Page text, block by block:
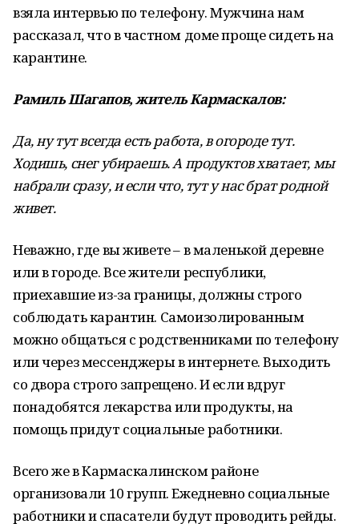
взяла интервью по телефону. Мужчина нам
рассказал, что в частном доме проще сидеть на
карантине.
Рамиль Шагапов, житель Кармаскалов:
Да, ну тут всегда есть работа, в огороде тут.
Ходишь, снег убираешь. А продуктов хватает, мы
набрали сразу, и если что, тут у нас брат родной
живет.
Неважно, где вы живете – в маленькой деревне
или в городе. Все жители республики,
приехавшие из-за границы, должны строго
соблюдать карантин. Самоизолированным
можно общаться с родственниками по телефону
или через мессенджеры в интернете. Выходить
со двора строго запрещено. И если вдруг
понадобятся лекарства или продукты, на
помощь придут социальные работники.
Всего же в Кармаскалинском районе
организовали 10 групп. Ежедневно социальные
работники и спасатели будут проводить рейды.